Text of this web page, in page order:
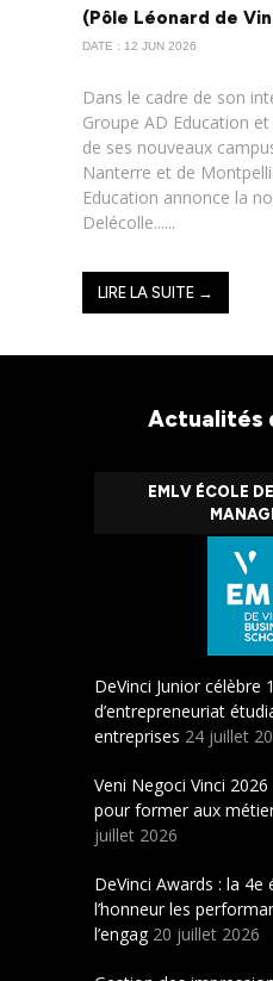
(Pôle Léonard de
DATE : 12 JUN 2026
Dans le cadre de son
Groupe AD Education
de ses nouveaux
Nanterre et de
Education annonce la
Delécolle......
LIRE LA SUITE →
Actualités
EMLV ÉCOLE
DeVinci Junior célèbre
d’entrepreneuriat
entreprises 24 juillet
Veni Negoci Vinci 2026
pour former aux
juillet 2026
DeVinci Awards : la 4e
l’honneur les
l’engag 20 juillet 2026